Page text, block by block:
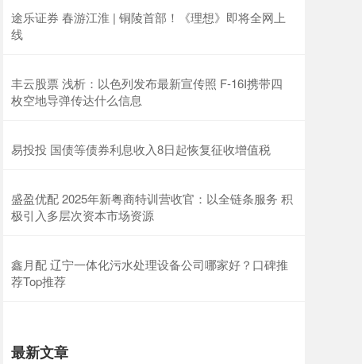
途乐证券 春游江淮 | 铜陵首部！《理想》即将全网上
线
丰云股票 浅析：以色列发布最新宣传照 F-16I携带四
枚空地导弹传达什么信息
易投投 国债等债券利息收入8日起恢复征收增值税
盛盈优配 2025年新粤商特训营收官：以全链条服务 积
极引入多层次资本市场资源
鑫月配 辽宁一体化污水处理设备公司哪家好？口碑推
荐Top推荐
最新文章